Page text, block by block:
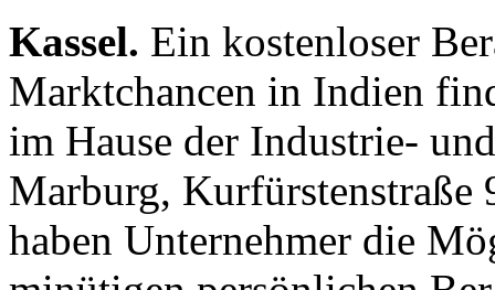
Kassel. Ein kostenloser
Marktchancen in Indien
im Hause der Industrie-
Marburg, Kurfürstenstraße
haben Unternehmer die